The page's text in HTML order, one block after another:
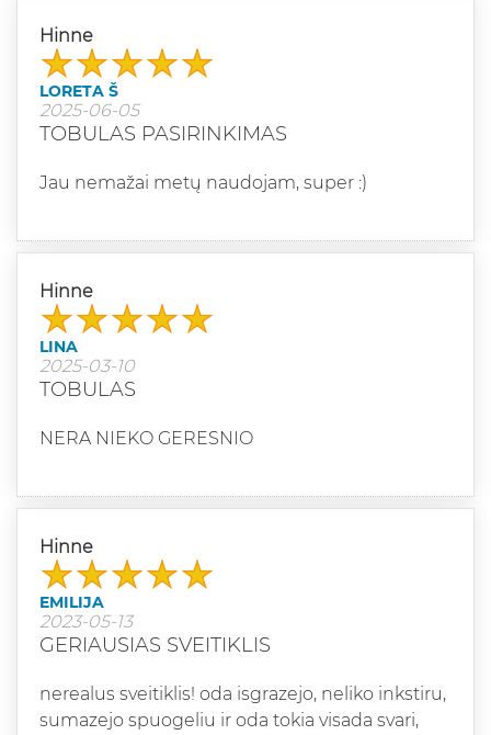
Hinne
LORETA Š
2025-06-05
TOBULAS PASIRINKIMAS
Jau nemažai metų naudojam, super :)
Hinne
LINA
2025-03-10
TOBULAS
NERA NIEKO GERESNIO
Hinne
EMILIJA
2023-05-13
GERIAUSIAS SVEITIKLIS
nerealus sveitiklis! oda isgrazejo, neliko inkstiru,
sumazejo spuogeliu ir oda tokia visada svari,